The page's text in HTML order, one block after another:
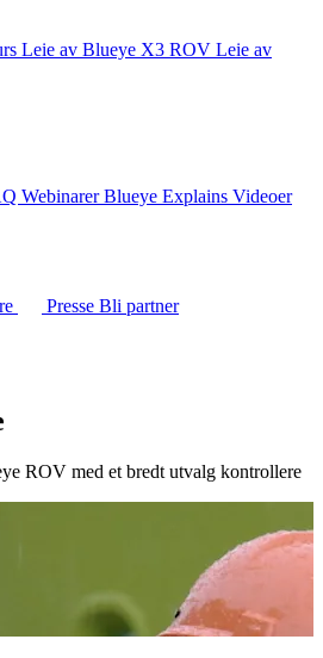
Leie av Blueye X3 ROV Leie av
WebinarerBlueye Explains Videoer
Presse Bli partner
ROV med et bredt utvalg kontrollere